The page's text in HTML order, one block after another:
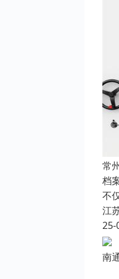
常
档
不
江
25-
南